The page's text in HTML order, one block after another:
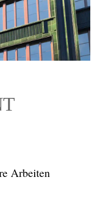
Arbeiten